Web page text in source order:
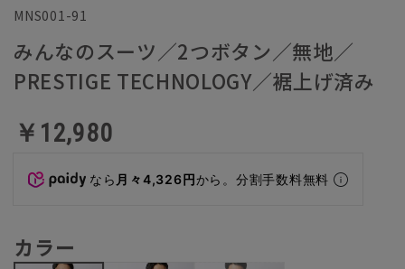
MNS001-91
みんなのスーツ／2つボタン／無地／
PRESTIGE TECHNOLOGY／裾上げ済み
￥12,980
なら 月々4,326円から。分割手数料無料
カラー